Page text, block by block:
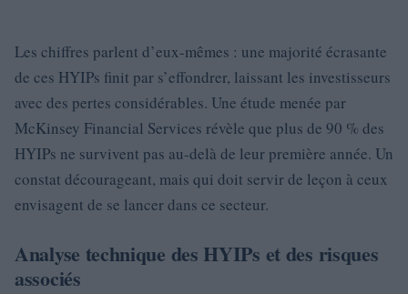
Les chiffres parlent d’eux-mêmes : une majorité écrasante
de ces HYIPs finit par s’effondrer, laissant les investisseurs
avec des pertes considérables. Une étude menée par
McKinsey Financial Services révèle que plus de 90 % des
HYIPs ne survivent pas au-delà de leur première année. Un
constat décourageant, mais qui doit servir de leçon à ceux
envisagent de se lancer dans ce secteur.
Analyse technique des HYIPs et des risques
associés